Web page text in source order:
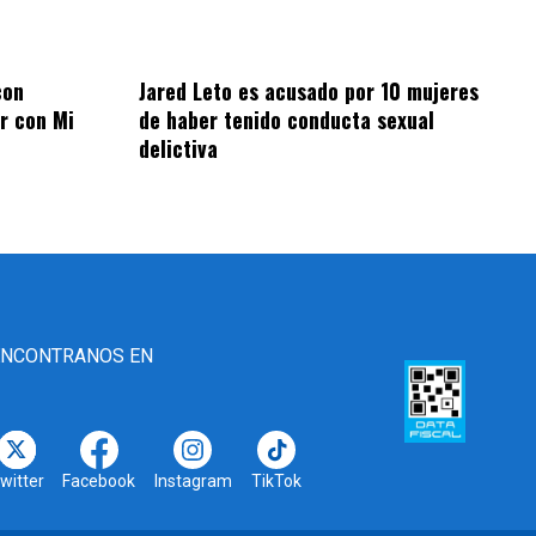
con Mi
Jared Leto es acusado por 10 mujeres
de haber tenido conducta sexual
delictiva
EN
Facebook Instagram TikTok